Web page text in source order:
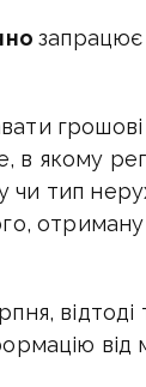
грошові
якому
тип
від